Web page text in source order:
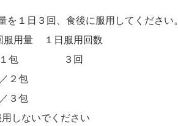
を１日３回、食後に服用してください。
服用量
１日服用回数
１包
３回
２包
３包
用しないでください